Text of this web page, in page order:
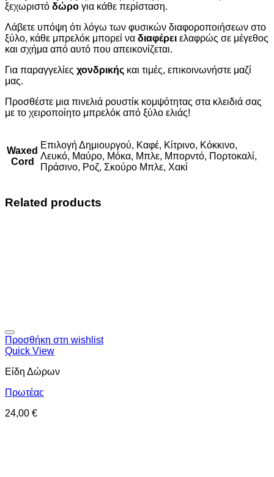
ξεχωριστό δώρο για κάθε περίσταση.
Λάβετε υπόψη ότι λόγω των φυσικών διαφοροποιήσεων στο
ξύλο, κάθε μπρελόκ μπορεί να διαφέρει ελαφρώς σε μέγεθος
και σχήμα από αυτό που απεικονίζεται.
Για παραγγελίες χονδρικής και τιμές, επικοινωνήστε μαζί
μας.
Προσθέστε μια πινελιά ρουστίκ κομψότητας στα κλειδιά σας
με το χειροποίητο μπρελόκ από ξύλο ελιάς!
Waxed
Cord
Επιλογή Δημιουργού, Καφέ, Κίτρινο, Κόκκινο,
Λευκό, Μαύρο, Μόκα, Μπλε, Μπορντό, Πορτοκαλί,
Πράσινο, Ροζ, Σκούρο Μπλε, Χακί
Related products
Προσθήκη στη wishlist
Quick View
Είδη Δώρων
Πρωτέας
24,00 €